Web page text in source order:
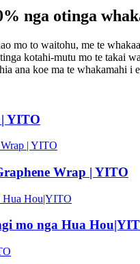
nga otinga
mo to waitohu, me te
kotahi-mutu mo te takai
ana koe ma te whakamahi
YITO
Wrap | YITO
mo nga Hua